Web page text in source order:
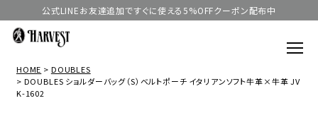
公式LINEお友達追加ですぐに使える5%OFFクーポン配布中
HOME
DOUBLES
DOUBLES ショルダーバッグ（S）ベルトポーチ イタリアンソフト牛革×牛革 JV
K-1602